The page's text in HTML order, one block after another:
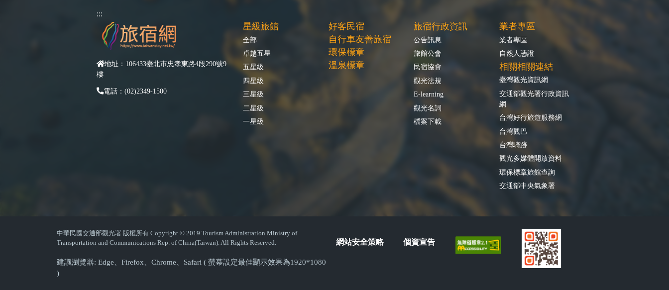
:::
地址：106433臺北市忠孝東路4段290號9
樓
電話：(02)2349-1500
星級旅館
全部
卓越五星
五星級
四星級
三星級
二星級
一星級
好客民宿
自行車友善旅宿
環保標章
溫泉標章
旅宿行政資訊
公告訊息
旅館公會
民宿協會
觀光法規
E-learning
觀光名詞
檔案下載
業者專區
業者專區
自然人憑證
相關相關連結
臺灣觀光資訊網
交通部觀光署行政資訊
網
台灣好行旅遊服務網
台灣觀巴
台灣騎跡
觀光多媒體開放資料
環保標章旅館查詢
交通部中央氣象署
中華民國交通部觀光署 版權所有 Copyright © 2019 Tourism Administration Ministry of
Transportation and Communications Rep. of China(Taiwan). All Rights Reserved.
建議瀏覽器: Edge、Firefox、Chrome、Safari ( 螢幕設定最佳顯示效果為1920*1080
)
網站安全策略 個資宣告